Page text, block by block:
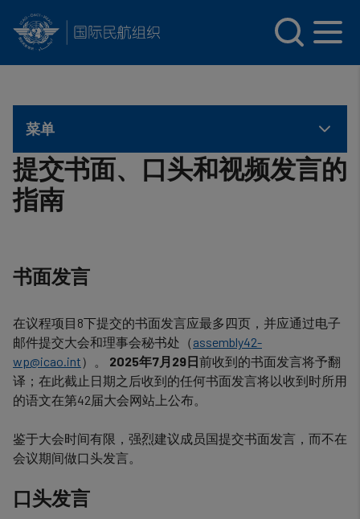
菜单
提交书面、口头和视频发言的
指南
书面发言
在议程项目8下提交的书面发言应最多四页，并应通过电子
邮件提交大会和理事会秘书处（assembly42-
wp@icao.int）。 2025年7月29日前收到的书面发言将予翻
译；在此截止日期之后收到的任何书面发言将以收到时所用
的语文在第42届大会网站上公布。
鉴于大会时间有限，强烈建议成员国提交书面发言，而不在
会议期间做口头发言。
口头发言